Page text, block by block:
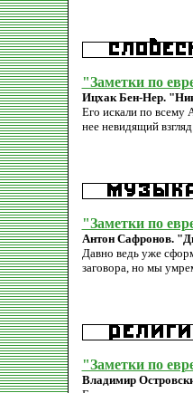
"Заметки по
Ицхак Бен-Нер.
Его искали по всему
нее невидящий
"Заметки по
Антон Сафронов.
Давно ведь уже
заговора, но мы
"Заметки по
Владимир